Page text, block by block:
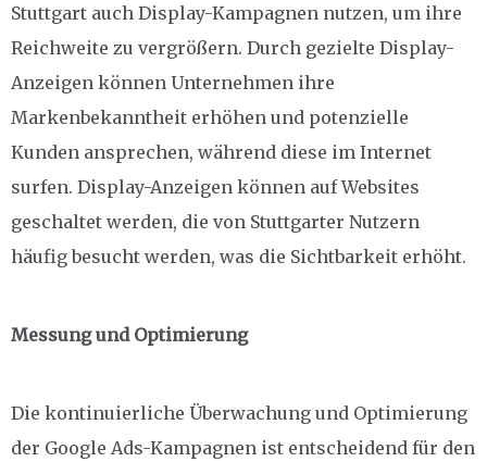
Stuttgart auch Display-Kampagnen nutzen, um ihre
Reichweite zu vergrößern. Durch gezielte Display-
Anzeigen können Unternehmen ihre
Markenbekanntheit erhöhen und potenzielle
Kunden ansprechen, während diese im Internet
surfen. Display-Anzeigen können auf Websites
geschaltet werden, die von Stuttgarter Nutzern
häufig besucht werden, was die Sichtbarkeit erhöht.
Messung und Optimierung
Die kontinuierliche Überwachung und Optimierung
der Google Ads-Kampagnen ist entscheidend für den